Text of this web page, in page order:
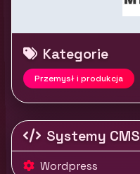
Kategorie
Przemysł i produkcja
Systemy CMS
Wordpress